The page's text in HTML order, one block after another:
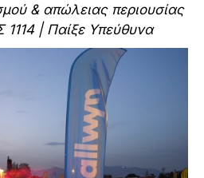
& απώλειας περιουσίας
| Παίξε Υπεύθυνα